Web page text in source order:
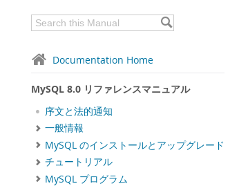
Documentation Home
MySQL 8.0 リファレンスマニュアル
序文と法的通知
一般情報
MySQL のインストールとアップグレード
チュートリアル
MySQL プログラム